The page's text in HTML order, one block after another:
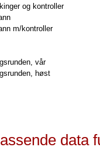
og kontroller
m/kontroller
vår
høst
data